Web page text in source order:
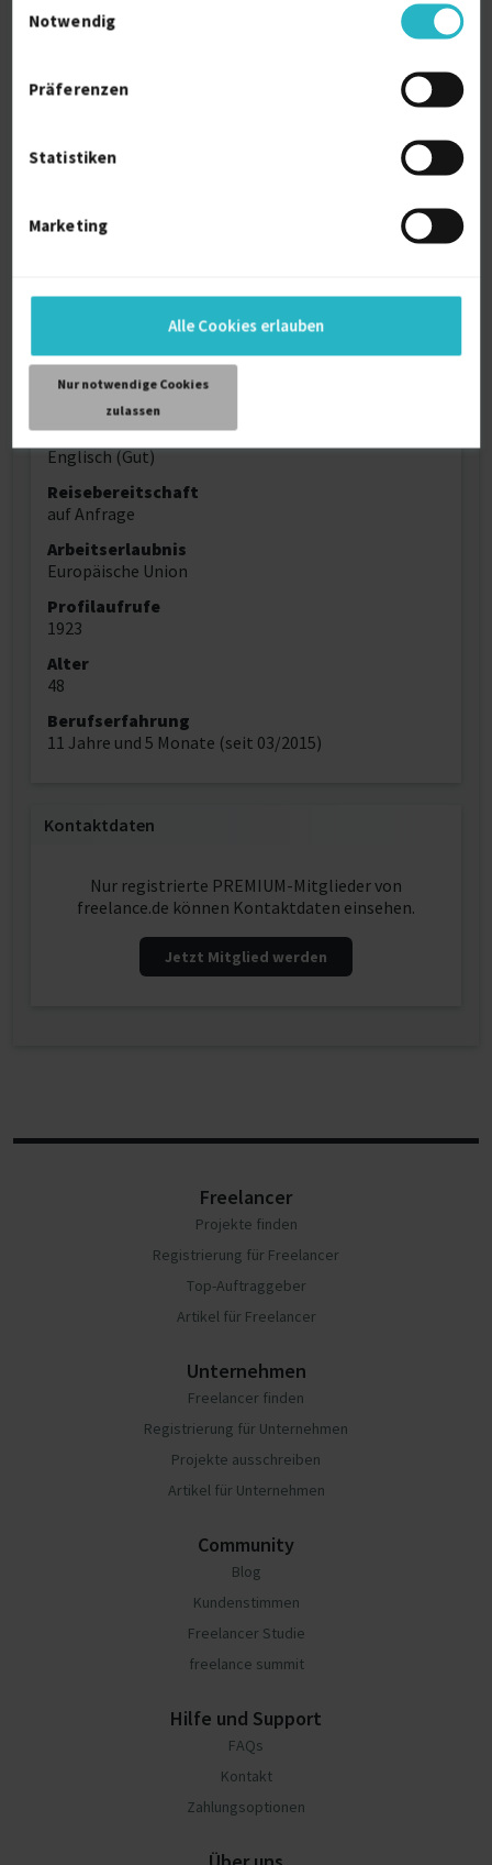
Notwendig
Präferenzen
Statistiken
Marketing
Alle Cookies erlauben
Nur notwendige Cookies
zulassen
-> Konstruieren nach der Geometrische
Produktspezifikation(GPS) DIN EN ISO 1101
Sheetmetal & Flächen, Baugruppenkonstruktionen,
Zeichnungen
Dipl.-Ing. Maschinenbau / Konstruktion und
Persönliche Daten
Sprache
Bulgarisch (Muttersprache)
Deutsch (Fließend)
Englisch (Gut)
Reisebereitschaft
auf Anfrage
Arbeitserlaubnis
Europäische Union
Profilaufrufe
1923
Alter
48
Berufserfahrung
11 Jahre und 5 Monate (seit 03/2015)
Kontaktdaten
Nur registrierte PREMIUM-Mitglieder von
freelance.de können Kontaktdaten einsehen.
Jetzt Mitglied werden
Freelancer
Projekte finden
Registrierung für Freelancer
Top-Auftraggeber
Artikel für Freelancer
Unternehmen
Freelancer finden
Registrierung für Unternehmen
Projekte ausschreiben
Artikel für Unternehmen
Community
Blog
Kundenstimmen
Freelancer Studie
freelance summit
Hilfe und Support
FAQs
Kontakt
Zahlungsoptionen